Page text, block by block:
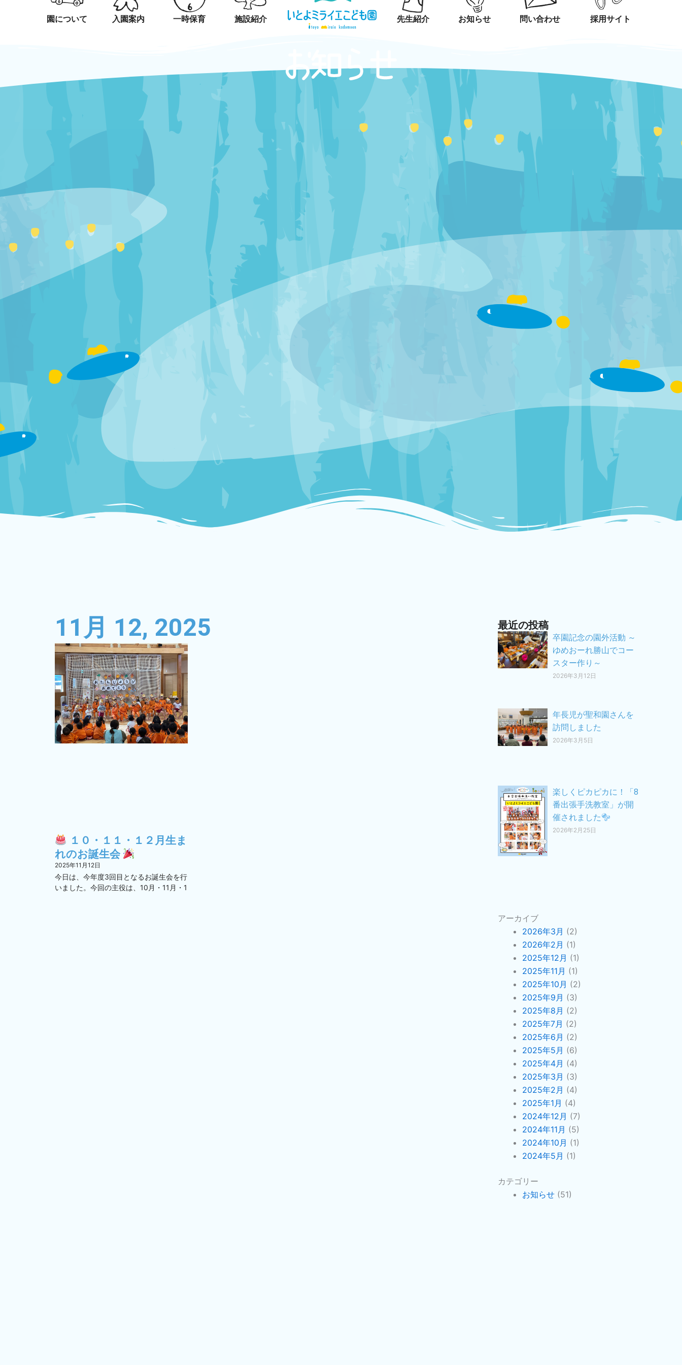
プ
園について 入園案内 一時保育 施設紹介 先生紹介 お知らせ 問い合わせ 採用サイト
11月 12, 2025
１０・１１・１２月生ま
れのお誕生会
2025年11月12日
今日は、今年度3回目となるお誕生会を行
いました。今回の主役は、10月・11月・1
最近の投稿
卒園記念の園外活動 ～
ゆめおーれ勝山でコー
スター作り～
2026年3月12日
年長児が聖和園さんを
訪問しました
2026年3月5日
楽しくピカピカに！「8
番出張手洗教室」が開
催されました
2026年2月25日
アーカイブ
2026年3月 (2)
2026年2月 (1)
2025年12月 (1)
2025年11月 (1)
2025年10月 (2)
2025年9月 (3)
2025年8月 (2)
2025年7月 (2)
2025年6月 (2)
2025年5月 (6)
2025年4月 (4)
2025年3月 (3)
2025年2月 (4)
2025年1月 (4)
2024年12月 (7)
2024年11月 (5)
2024年10月 (1)
2024年5月 (1)
カテゴリー
お知らせ(51)